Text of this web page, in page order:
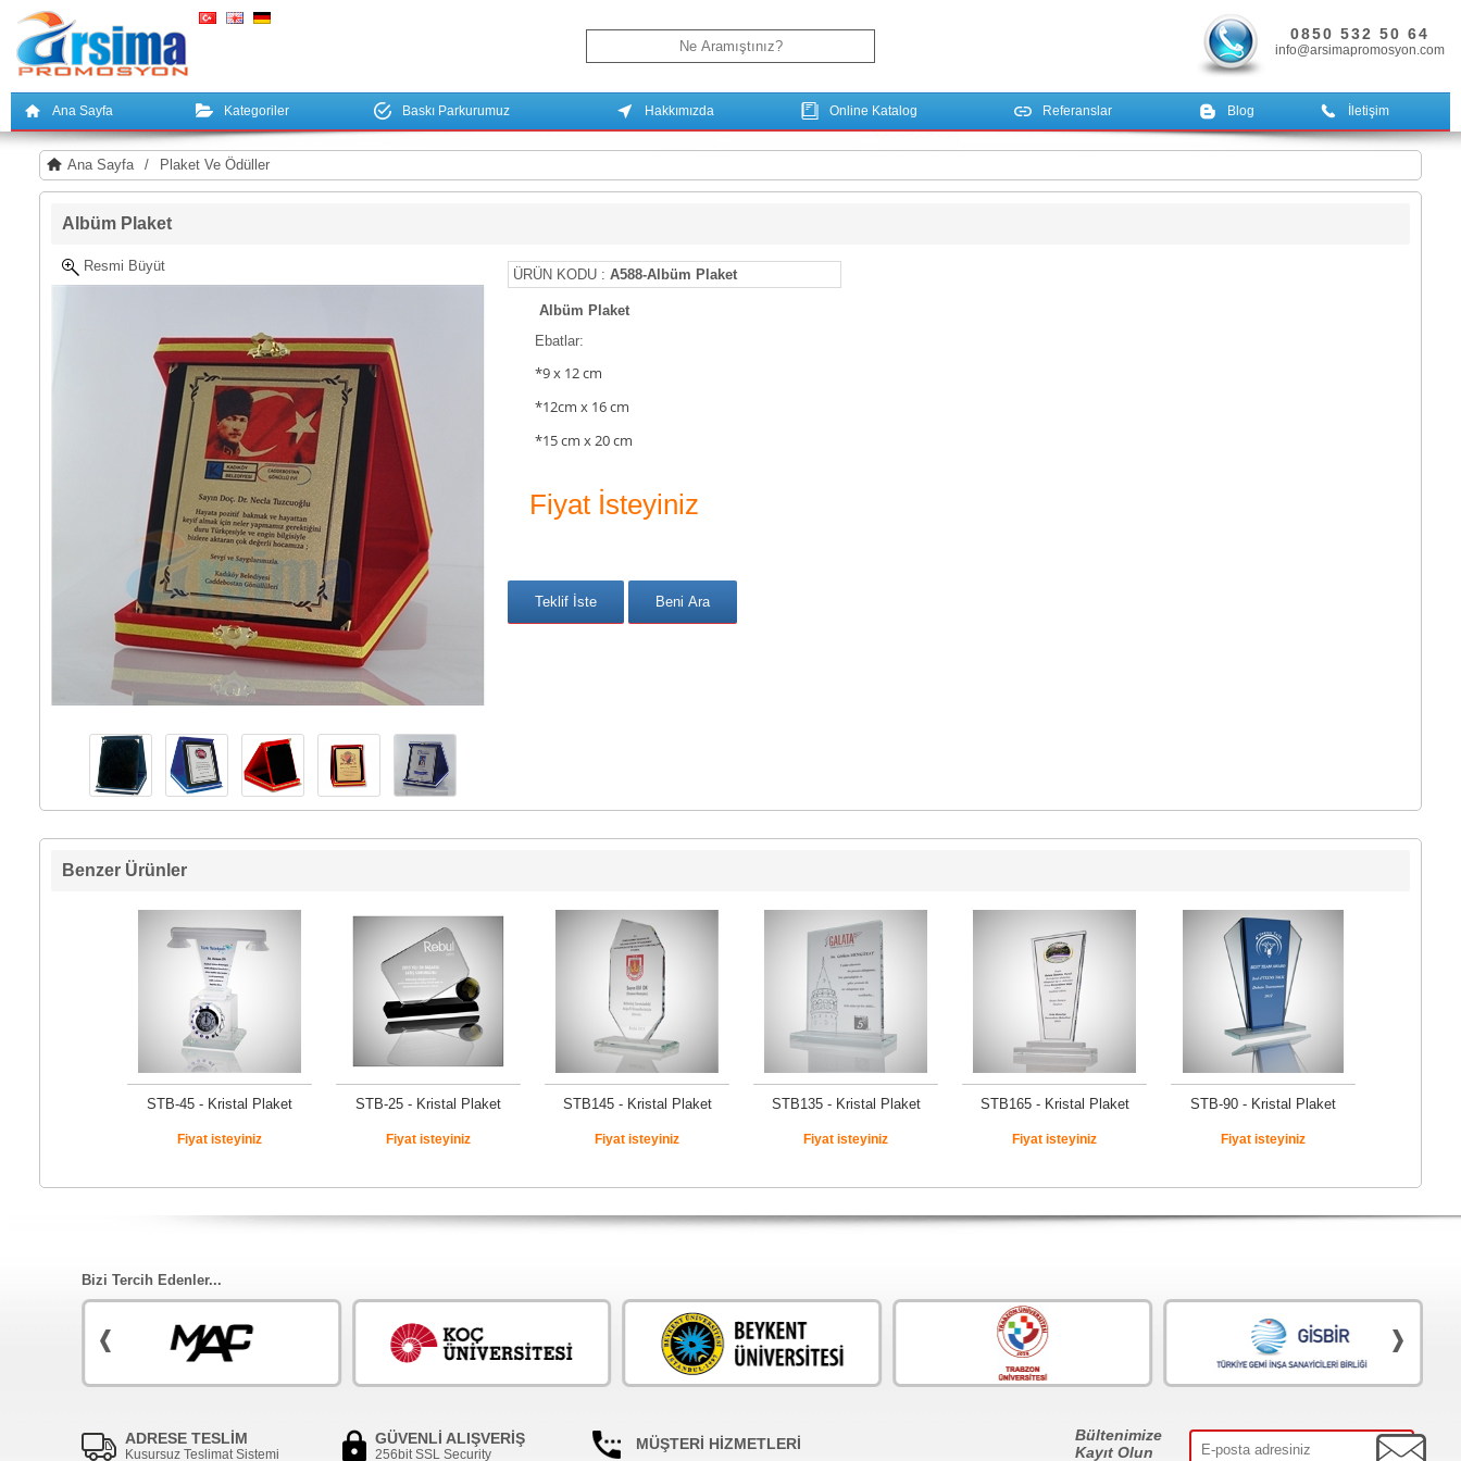
0850 532 50 64
info@arsimapromosyon.com
Ana Sayfa Kategoriler Baskı Parkurumuz Hakkımızda Online Katalog Referanslar Blog İletişim
Ana Sayfa / Plaket Ve Ödüller
Albüm Plaket
Resmi Büyüt
ÜRÜN KODU : A588-Albüm Plaket
Albüm Plaket
Ebatlar:
*9 x 12 cm
*12cm x 16 cm
*15 cm x 20 cm
Fiyat İsteyiniz
Benzer Ürünler
STB-45 - Kristal Plaket
Fiyat isteyiniz
STB-25 - Kristal Plaket
Fiyat isteyiniz
STB145 - Kristal Plaket
Fiyat isteyiniz
STB135 - Kristal Plaket
Fiyat isteyiniz
STB165 - Kristal Plaket
Fiyat isteyiniz
STB-90 - Kristal Plaket
Fiyat isteyiniz
Bizi Tercih Edenler...
ADRESE TESLİM
Kusursuz Teslimat Sistemi
GÜVENLİ ALIŞVERİŞ
256bit SSL Security
MÜŞTERİ HİZMETLERİ
Bültenimize
Kayıt Olun